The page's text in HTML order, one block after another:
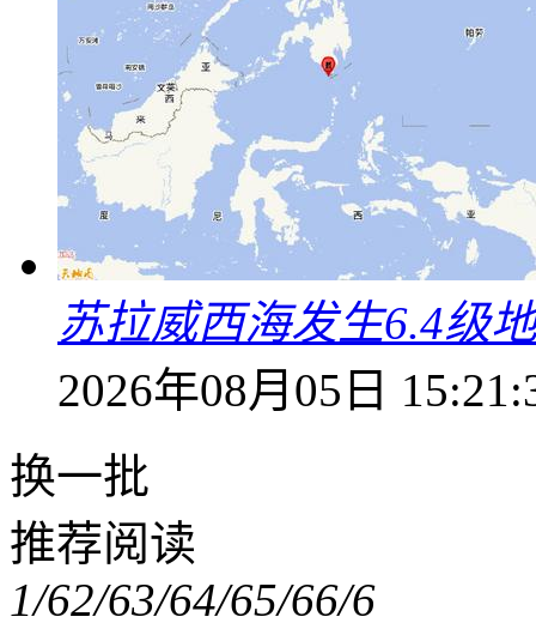
苏拉威西海发生6.4级
2026年08月05日
换一批
推荐阅读
1/62/63/64/65/66/6